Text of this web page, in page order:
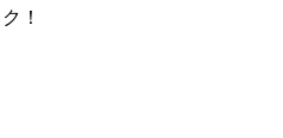
！